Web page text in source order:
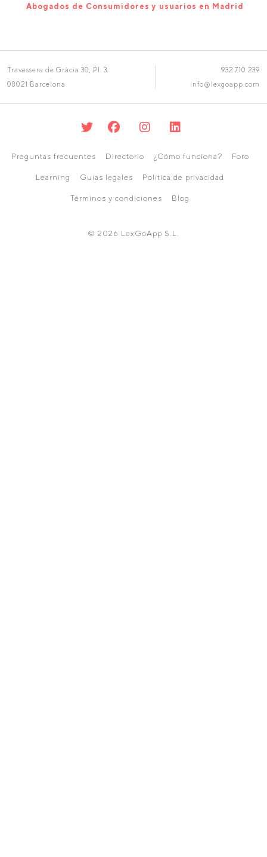
Abogados de Consumidores y usuarios en Madrid
Travessera de Gràcia 30, Pl. 3
08021 Barcelona
932 710 239
info@lexgoapp.com
Preguntas frecuentes Directorio ¿Cómo funciona? Foro
Learning Guías legales Política de privacidad
Términos y condiciones Blog
© 2026 LexGoApp S.L.